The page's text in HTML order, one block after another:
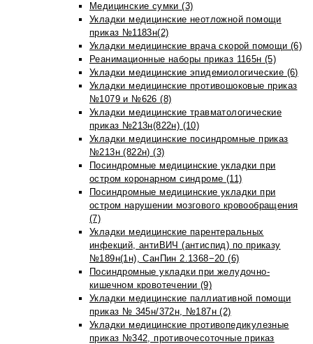
Медицинские сумки (3)
Укладки медицинские неотложной помощи
приказ №1183н(2)
Укладки медицинские врача скорой помощи (6)
Реанимационные наборы приказ 1165н (5)
Укладки медицинские эпидемиологические (6)
Укладки медицинские противошоковые приказ
№1079 и №626 (8)
Укладки медицинские травматологические
приказ №213н(822н) (10)
Укладки медицинские посиндромные приказ
№213н (822н) (3)
Посиндромные медицинские укладки при
остром коронарном синдроме (11)
Посиндромные медицинские укладки при
остром нарушении мозгового кровообращения
(7)
Укладки медицинские парентеральных
инфекций, антиВИЧ (антиспид) по приказу
№189н(1н), СанПин 2.1368−20 (6)
Посиндромные укладки при желудочно-
кишечном кровотечении (9)
Укладки медицинские паллиативной помощи
приказ № 345н/372н, №187н (2)
Укладки медицинские противопедикулезные
приказ №342, противочесоточные приказ